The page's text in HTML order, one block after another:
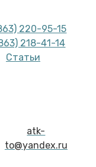
220-95-15
218-41-14
Статьи
atk-
to@yandex.ru